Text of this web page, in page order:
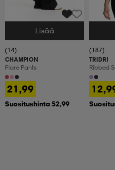
Valitse Koko
Lisää
(14)
CHAMPION
Flare Pants
21,99
Suositushinta 52,99
(187)
TRIDRI
Ribbed